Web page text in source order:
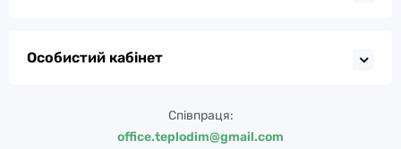
Особистий кабінет
Співпраця:
office.teplodim@gmail.com